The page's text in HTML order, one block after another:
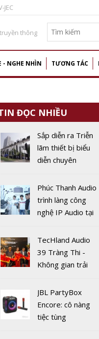
JEC
thông
- NGHE NHÌN TƯƠNG TÁC
ĐỌC NHIỀU
Sắp diễn ra Triễn
lãm thiết bị biểu
diễn chuyên
SHOW) lần thứ 10
tại Hà Nội
Phúc Thanh Audio
trình làng công
nghệ IP Audio tại
TecHland Audio
39 Tràng Thi -
Không gian trải
kiểu mới
JBL PartyBox
Encore: cô nàng
tiệc tùng